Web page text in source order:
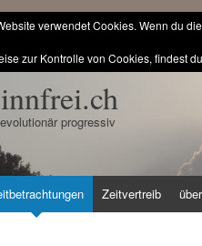
progressiv
Zeitvertreib
verwendet Cookies. Wenn du
zur Kontrolle von Cookies, findest